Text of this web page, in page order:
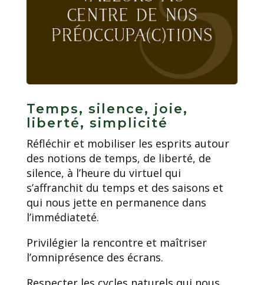
Temps, silence, joie,
liberté, simplicité
Réfléchir et mobiliser les esprits autour
des notions de temps, de liberté, de
silence, à l’heure du virtuel qui
s’affranchit du temps et des saisons et
qui nous jette en permanence dans
l’immédiateté.
Privilégier la rencontre et maîtriser
l’omniprésence des écrans.